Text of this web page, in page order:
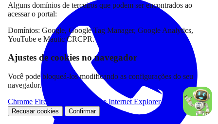
Alguns domínios de terceiros que podem ser encontrados ao
acessar o portal:
Domínios: Google, Google Tag Manager, Google Analytics,
YouTube e Mautic CRCPR.
Ajustes de cookies no navegador
Você pode bloqueá-los modificando as configurações do seu
navegador.
Chrome Firefox Microsoft Edge Internet Explorer
Recusar cookies Confirmar